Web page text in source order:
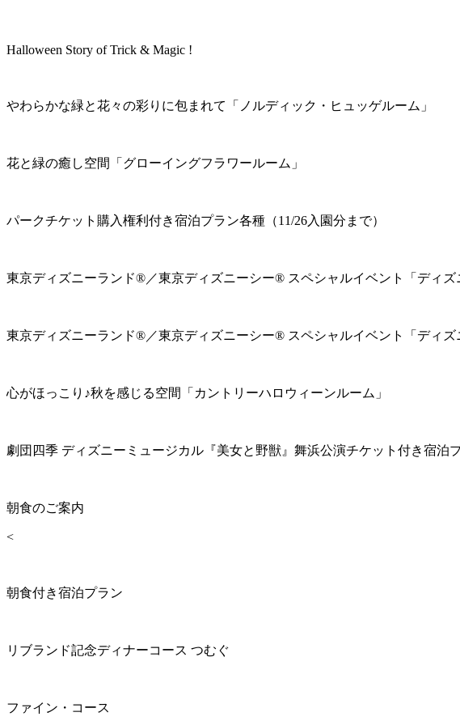
Halloween Story of Trick & Magic !
やわらかな緑と花々の彩りに包まれて「ノルディック・ヒュッゲルーム」
花と緑の癒し空間「グローイングフラワールーム」
パークチケット購入権利付き宿泊プラン各種（11/26入園分まで）
東京ディズニーランド®／東京ディズニーシー® スペシャルイベント「ディ
東京ディズニーランド®／東京ディズニーシー® スペシャルイベント「ディ
心がほっこり♪秋を感じる空間「カントリーハロウィーンルーム」
劇団四季 ディズニーミュージカル『美女と野獣』舞浜公演チケット付き宿泊
朝食のご案内
<
朝食付き宿泊プラン
リブランド記念ディナーコース つむぐ
ファイン・コース